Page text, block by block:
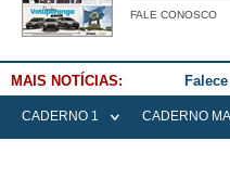
FALE CONOSCO
MAIS NOTÍCIAS:
CADERNO 1 CADERNO